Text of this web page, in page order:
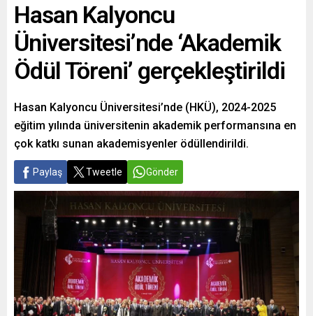
Hasan Kalyoncu
Üniversitesi’nde ‘Akademik
Ödül Töreni’ gerçekleştirildi
Hasan Kalyoncu Üniversitesi’nde (HKÜ), 2024-2025
eğitim yılında üniversitenin akademik performansına en
çok katkı sunan akademisyenler ödüllendirildi.
Paylaş Tweetle Gönder